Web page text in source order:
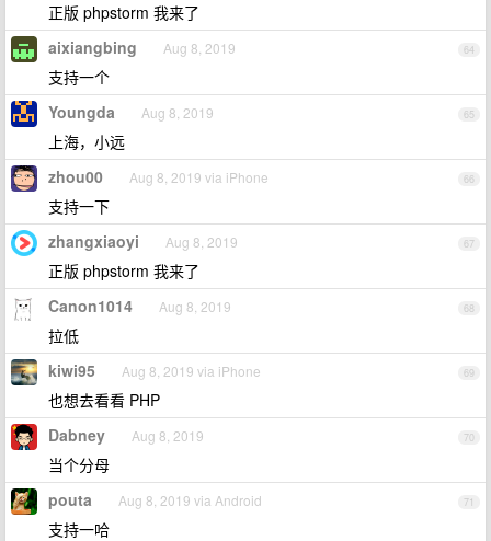
正版 phpstorm 我来了
64
aixiangbing Aug 8, 2019
支持一个
65
Youngda Aug 8, 2019
上海，小远
66
zhou00 Aug 8, 2019 via iPhone
支持一下
67
zhangxiaoyi Aug 8, 2019
正版 phpstorm 我来了
68
Canon1014 Aug 8, 2019
拉低
69
kiwi95 Aug 8, 2019 via iPhone
也想去看看 PHP
70
Dabney Aug 8, 2019
当个分母
71
pouta Aug 8, 2019 via Android
支持一哈